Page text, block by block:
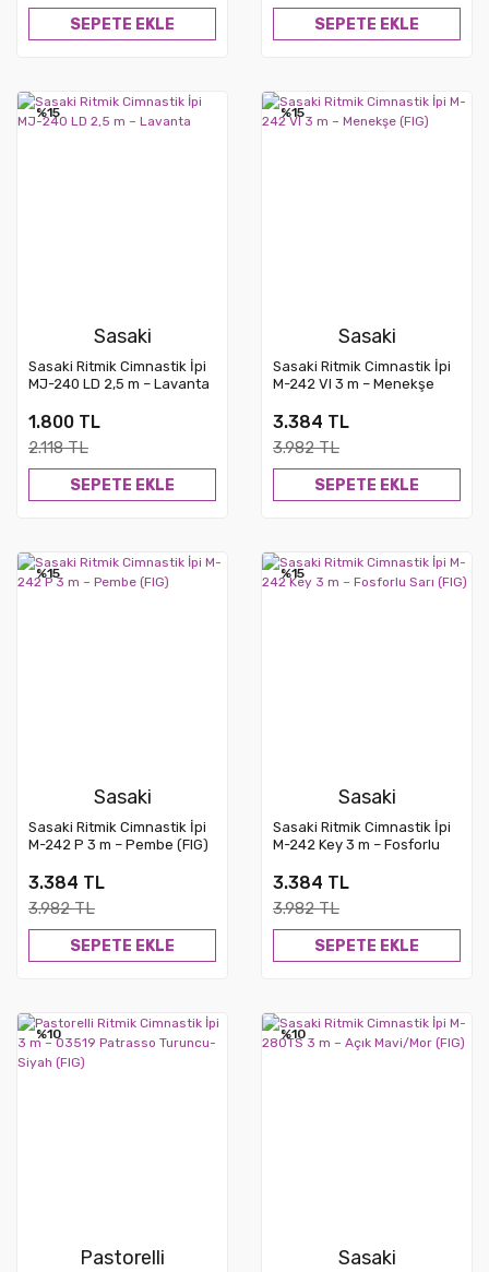
SEPETE EKLE SEPETE EKLE
%15
Sasaki
Sasaki Ritmik Cimnastik İpi
MJ-240 LD 2,5 m – Lavanta
1.800 TL
2.118 TL
SEPETE EKLE
%15
Sasaki
Sasaki Ritmik Cimnastik İpi
M-242 VI 3 m – Menekşe
3.384 TL
3.982 TL
SEPETE EKLE
%15
Sasaki
Sasaki Ritmik Cimnastik İpi
M-242 P 3 m – Pembe (FIG)
3.384 TL
3.982 TL
SEPETE EKLE
%15
Sasaki
Sasaki Ritmik Cimnastik İpi
M-242 Key 3 m – Fosforlu
3.384 TL
3.982 TL
SEPETE EKLE
%10
Pastorelli
%10
Sasaki